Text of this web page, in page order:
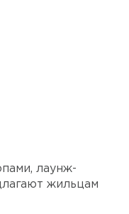
лаунж-
жильцам